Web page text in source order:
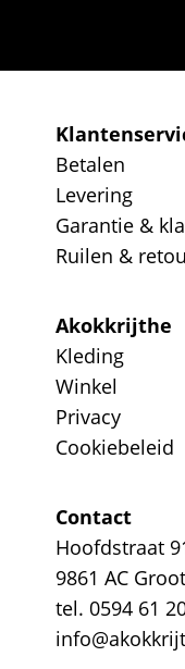
Betalen
Levering
Garantie &
Ruilen &
Akokkrijthe
Kleding
Winkel
Privacy
Cookiebeleid
Contact
Hoofdstraat
9861 AC
tel. 0594 61